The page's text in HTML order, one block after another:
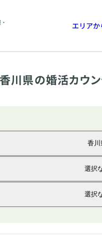
エリアか
香川県の婚活カウ
香川
選択
選択